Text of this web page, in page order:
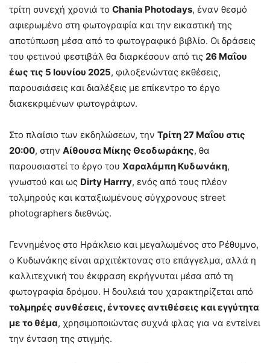
τρίτη συνεχή χρονιά το Chania Photodays, έναν θεσμό
αφιερωμένο στη φωτογραφία και την εικαστική της
αποτύπωση μέσα από το φωτογραφικό βιβλίο. Οι δράσεις
του φετινού φεστιβάλ θα διαρκέσουν από τις 26 Μαΐου
έως τις 5 Ιουνίου 2025, φιλοξενώντας εκθέσεις,
παρουσιάσεις και διαλέξεις με επίκεντρο το έργο
διακεκριμένων φωτογράφων.
Στο πλαίσιο των εκδηλώσεων, την Τρίτη 27 Μαΐου στις
20:00, στην Αίθουσα Μίκης Θεοδωράκης, θα
παρουσιαστεί το έργο του Χαραλάμπη Κυδωνάκη,
γνωστού και ως Dirty Harrry, ενός από τους πλέον
τολμηρούς και καταξιωμένους σύγχρονους street
photographers διεθνώς.
Γεννημένος στο Ηράκλειο και μεγαλωμένος στο Ρέθυμνο,
ο Κυδωνάκης είναι αρχιτέκτονας στο επάγγελμα, αλλά η
καλλιτεχνική του έκφραση εκρήγνυται μέσα από τη
φωτογραφία δρόμου. Η δουλειά του χαρακτηρίζεται από
τολμηρές συνθέσεις, έντονες αντιθέσεις και εγγύτητα
με το θέμα, χρησιμοποιώντας συχνά φλας για να εντείνει
την ένταση της στιγμής.